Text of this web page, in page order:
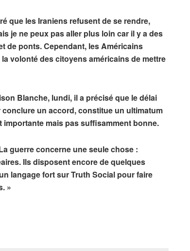
que les Iraniens refusent de se rendre,
je ne peux pas aller plus loin car il y a des
de ponts. Cependant, les Américains
volonté des citoyens américains de mettre
Blanche, lundi, il a précisé que le délai
conclure un accord, constitue un ultimatum
mais pas suffisamment bonne.
guerre concerne une seule chose :
Ils disposent encore de quelques
langage fort sur Truth Social pour faire
»